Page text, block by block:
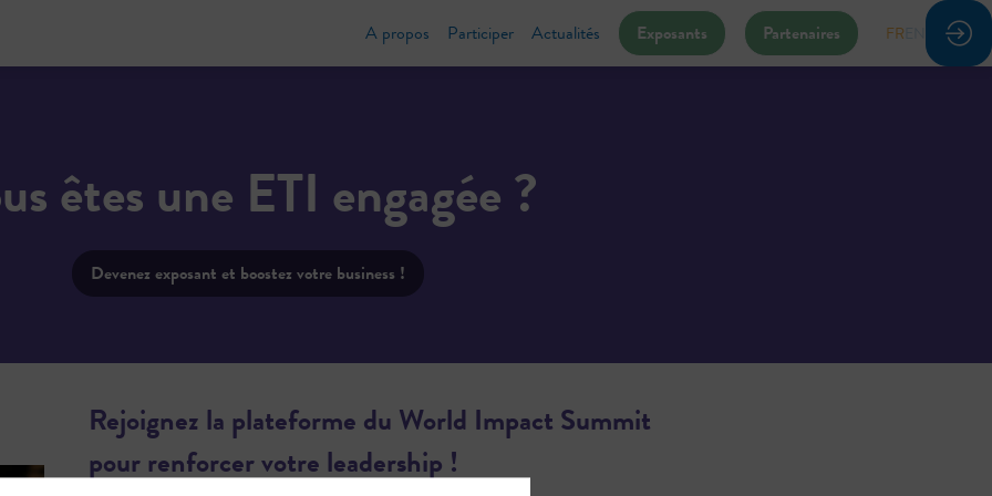
A propos Participer Actualités Exposants Partenaires FR
êtes une ETI engagée ?
Devenez exposant et boostez votre business !
Rejoignez la plateforme du World Impact Summit
pour renforcer votre leadership !